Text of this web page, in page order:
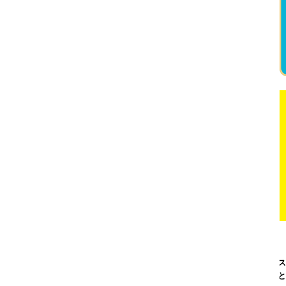
。ガソリンス
タンドや整備工場の既存インフラを活用すること